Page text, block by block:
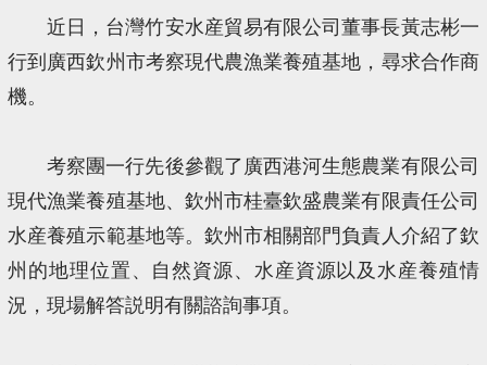
近日，台灣竹安水産貿易有限公司董事長黃志彬一
行到廣西欽州市考察現代農漁業養殖基地，尋求合作商
機。
考察團一行先後參觀了廣西港河生態農業有限公司
現代漁業養殖基地、欽州市桂臺欽盛農業有限責任公司
水産養殖示範基地等。欽州市相關部門負責人介紹了欽
州的地理位置、自然資源、水産資源以及水産養殖情
況，現場解答説明有關諮詢事項。